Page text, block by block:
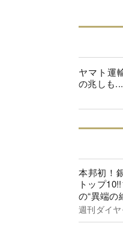
ヤマト運
の兆しも
本邦初！
トップ
の“異端の
週刊ダイ